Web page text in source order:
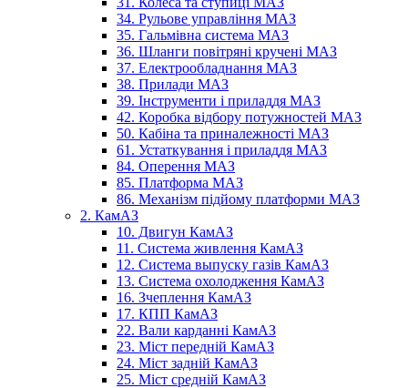
34. Рульове управління МАЗ
35. Гальмівна система МАЗ
36. Шланги повітряні кручені МАЗ
37. Електрообладнання МАЗ
38. Прилади МАЗ
39. Інструменти і приладдя МАЗ
42. Коробка відбору потужностей МАЗ
50. Кабіна та приналежності МАЗ
61. Устаткування і приладдя МАЗ
84. Оперення МАЗ
85. Платформа МАЗ
86. Механізм підйому платформи МАЗ
2. КамАЗ
10. Двигун КамАЗ
11. Система живлення КамАЗ
12. Система выпуску газів КамАЗ
13. Система охолодження КамАЗ
16. Зчеплення КамАЗ
17. КПП КамАЗ
22. Вали карданні КамАЗ
23. Міст передній КамАЗ
24. Міст задній КамАЗ
25. Міст средній КамАЗ